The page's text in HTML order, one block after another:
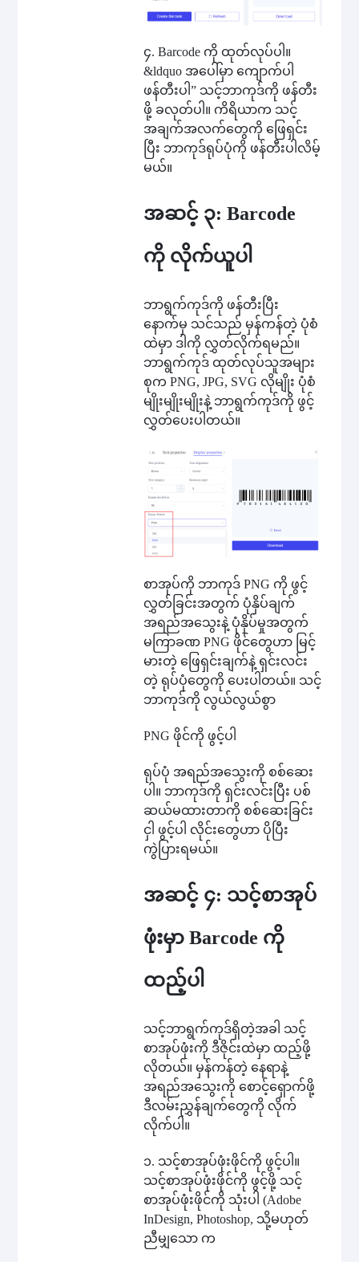
၄. Barcode ကို ထုတ်လုပ်ပါ။
&ldquo အပေါ်မှာ ကျောက်ပါ
ဖန်တီးပါ” သင့်ဘာကုဒ်ကို ဖန်တီး
ဖို့ ခလုတ်ပါ။ ကိရိယာက သင့်
အချက်အလက်တွေကို ဖြေရှင်း
ပြီး ဘာကုဒ်ရုပ်ပုံကို ဖန်တီးပါလိမ့်
မယ်။
အဆင့် ၃: Barcode
ကို လိုက်ယူပါ
ဘာရွက်ကုဒ်ကို ဖန်တီးပြီး
နောက်မှ သင်သည် မှန်ကန်တဲ့ ပုံစံ
ထဲမှာ ဒါကို လွှတ်လိုက်ရမည်။
ဘာရွက်ကုဒ် ထုတ်လုပ်သူအများ
စုက PNG, JPG, SVG လိုမျိုး ပုံစံ
မျိုးမျိုးမျိုးနဲ့ ဘာရွက်ကုဒ်ကို ဖွင့်
လွှတ်ပေးပါတယ်။
စာအုပ်ကို ဘာကုဒ် PNG ကို ဖွင့်
လွှတ်ခြင်းအတွက် ပုံနှိပ်ချက်
အရည်အသွေးနဲ့ ပုံနှိပ်မှုအတွက်
မကြာခဏ PNG ဖိုင်တွေဟာ မြင့်
မားတဲ့ ဖြေရှင်းချက်နဲ့ ရှင်းလင်း
တဲ့ ရုပ်ပုံတွေကို ပေးပါတယ်။ သင့်
ဘာကုဒ်ကို လွယ်လွယ်စွာ
PNG ဖိုင်ကို ဖွင့်ပါ
ရုပ်ပုံ အရည်အသွေးကို စစ်ဆေး
ပါ။ ဘာကုဒ်ကို ရှင်းလင်းပြီး ပစ်
ဆယ်မထားတာကို စစ်ဆေးခြင်း
ငှါ ဖွင့်ပါ လိုင်းတွေဟာ ပိုပြီး
ကွဲပြားရမယ်။
အဆင့် ၄: သင့်စာအုပ်
ဖုံးမှာ Barcode ကို
ထည့်ပါ
သင့်ဘာရွက်ကုဒ်ရှိတဲ့အခါ သင့်
စာအုပ်ဖုံးကို ဒီဇိုင်းထဲမှာ ထည့်ဖို့
လိုတယ်။ မှန်ကန်တဲ့ နေရာနဲ့
အရည်အသွေးကို စောင့်ရှောက်ဖို့
ဒီလမ်းညွှန်ချက်တွေကို လိုက်
လိုက်ပါ။
၁. သင့်စာအုပ်ဖုံးဖိုင်ကို ဖွင့်ပါ။
သင့်စာအုပ်ဖုံးဖိုင်ကို ဖွင့်ဖို့ သင့်
စာအုပ်ဖုံးဖိုင်ကို သုံးပါ (Adobe
InDesign, Photoshop, သို့မဟုတ်
ညီမျှသော က